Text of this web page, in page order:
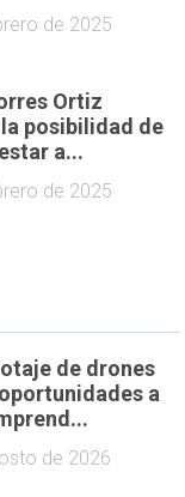
de 2025
Ortiz
posibilidad de
a...
de 2025
de drones
a
de 2026